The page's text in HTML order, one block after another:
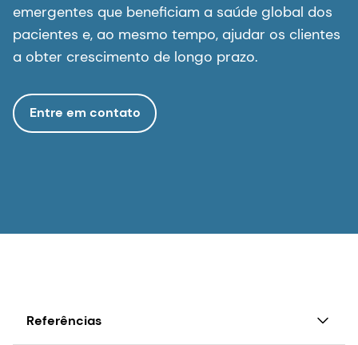
emergentes que beneficiam a saúde global dos
pacientes e, ao mesmo tempo, ajudar os clientes
a obter crescimento de longo prazo.
Entre em contato
Referências